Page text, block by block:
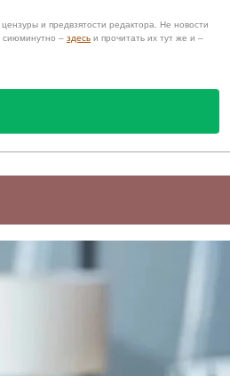
и предвзятости редактора. Не новости
сиюминутно – здесь и прочитать их тут же и –